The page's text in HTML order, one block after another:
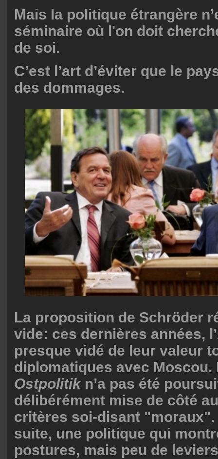
Mais la politique étrangère
séminaire où l'on doit
de soi.
C’est l’art d’éviter que le
des dommages.
La proposition de Schröder
vide: ces dernières années,
presque vidé de leur valeur
diplomatiques avec Moscou.
Ostpolitik n’a pas été
délibérément mise de côté
critères soi-disant "moraux".
suite, une politique qui
postures, mais peu de